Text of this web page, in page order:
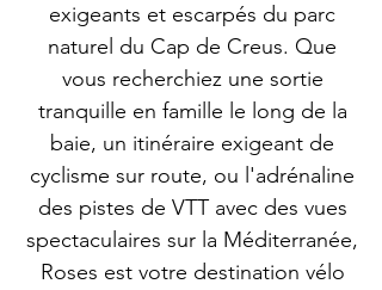
exigeants et escarpés du parc
naturel du Cap de Creus. Que
vous recherchiez une sortie
tranquille en famille le long de la
baie, un itinéraire exigeant de
cyclisme sur route, ou l'adrénaline
des pistes de VTT avec des vues
spectaculaires sur la Méditerranée,
Roses est votre destination vélo